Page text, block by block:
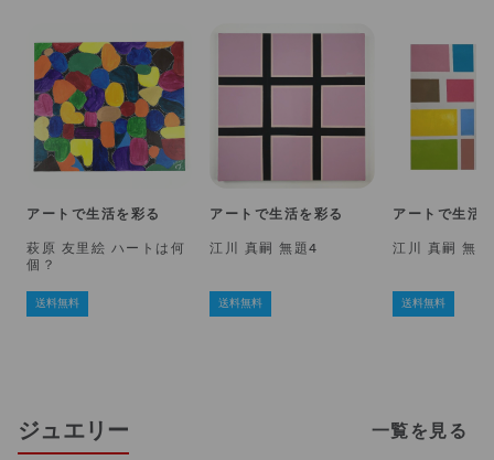
アートで生活を彩る
萩原 友里絵 ハートは何
個？
送料無料
アートで生活を彩る
江川 真嗣 無題4
送料無料
アートで生活
江川 真嗣 無
送料無料
ジュエリー 一覧を見る